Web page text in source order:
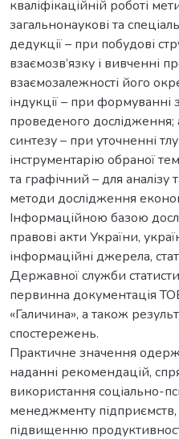
кваліфікаційній роботі
загальнонаукові та
дедукції – при побудові
взаємозв’язку і вивченні
взаємозалежності його
індукції – при формуванні
проведеного дослідження;
синтезу – при уточненні
інструментарію обраної
та графічний – для аналізу
методи дослідження
Інформаційною базою
правові акти України,
інформаційні джерела,
Державної служби
первинна документація
«Галичина», а також
спостережень.
Практичне значення
наданні рекомендацій,
використання соціально-
менеджменту підприємств,
підвищенню